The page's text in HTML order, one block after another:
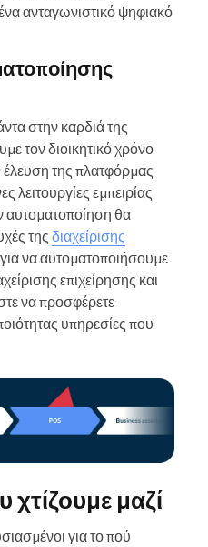
ανταγωνιστικό ψηφιακό
στην καρδιά της
τον διοικητικό χρόνο
έλευση της πλατφόρμας
λειτουργίες εμπειρίας
αυτοματοποίηση θα
της διαχείρισης
να αυτοματοποιήσουμε
επιχείρησης και
να προσφέρετε
υπηρεσίες που
μαζί
για το πού